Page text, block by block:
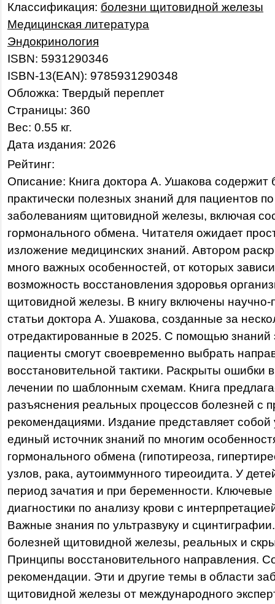
Классификация: болезни щитовидной железы
Медицинская литература
Эндокринология
ISBN: 5931290346
ISBN-13(EAN): 9785931290348
Обложка: Твердый переплет
Страницы: 360
Вес: 0.55 кг.
Дата издания: 2026
Рейтинг:
Описание: Книга доктора А. Ушакова
практически полезных знаний для пациентов
заболеваниям щитовидной железы, включая
гормонального обмена. Читателя ожидает
изложение медицинских знаний. Автором
много важных особенностей, от которых
возможность восстановления здоровья
щитовидной железы. В книгу включены научно-
статьи доктора А. Ушакова, созданные за
отредактированные в 2025. С помощью знаний
пациенты смогут своевременно выбрать
восстановительной тактики. Раскрыты ошибки
лечении по шаблонным схемам. Книга
разъяснения реальных процессов болезней с
рекомендациями. Издание представляет
единый источник знаний по многим
гормонального обмена (гипотиреоза,
узлов, рака, аутоиммунного тиреоидита. У
период зачатия и при беременности.
диагностики по анализу крови с
Важные знания по ультразвуку и
болезней щитовидной железы, реальных и
Принципы восстановительного направления.
рекомендации. Эти и другие темы в области
щитовидной железы от международного